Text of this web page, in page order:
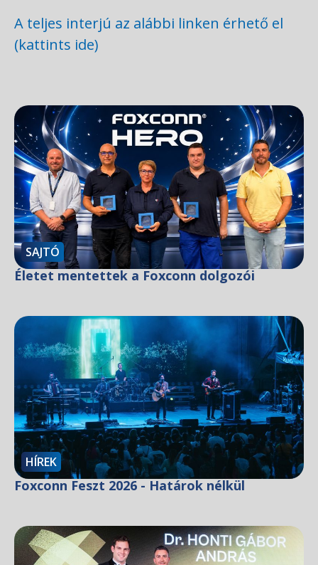
A teljes interjú az alábbi linken érhető el
(kattints ide)
SAJTÓ
Életet mentettek a Foxconn dolgozói
HÍREK
Foxconn Feszt 2026 - Határok nélkül